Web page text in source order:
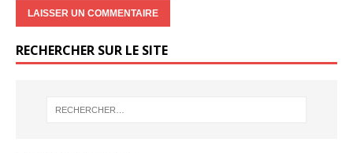
RECHERCHER SUR LE SITE